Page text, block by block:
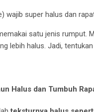
wajib super halus dan
satu jenis rumput.
lebih halus. Jadi,
Halus dan Tumbuh